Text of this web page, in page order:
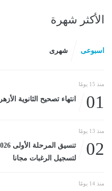
الأكثر شهرة
اسبوعى شهرى
منذ 15 يومًا
01 انتهاء تصحيح الثانوية
منذ 13 يومًا
02
لتسجيل الرغبات مجانا
منذ 14 يومًا